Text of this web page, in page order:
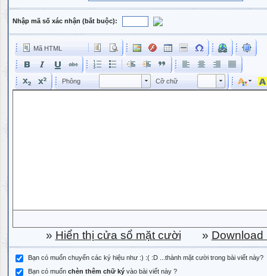
Nhập mã số xác nhận (bắt buộc):
Mã HTML
Phông Phông Cỡ chữ Kích cỡ phông
» Hiển thị cửa sổ mặt cười » Download
Bạn có muốn chuyển các ký hiệu như :) :( :D ...thành mặt cười trong bài viết này?
Bạn có muốn chèn thêm chữ ký vào bài viết này ?